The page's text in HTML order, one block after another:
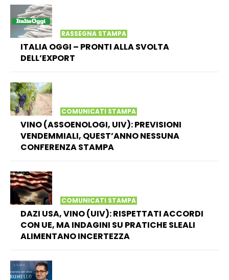
RASSEGNA STAMPA
ITALIA OGGI – PRONTI ALLA SVOLTA
DELL’EXPORT
COMUNICATI STAMPA
VINO (ASSOENOLOGI, UIV): PREVISIONI
VENDEMMIALI, QUEST’ANNO NESSUNA
CONFERENZA STAMPA
COMUNICATI STAMPA
DAZI USA, VINO (UIV): RISPETTATI ACCORDI
CON UE, MA INDAGINI SU PRATICHE SLEALI
ALIMENTANO INCERTEZZA